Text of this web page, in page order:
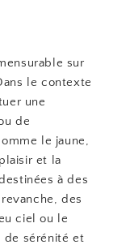
sur
le contexte
une
de
le jaune,
et la
à des
des
ciel ou le
de sérénité et